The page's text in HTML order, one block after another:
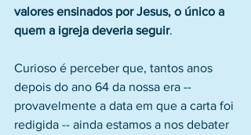
valores ensinados por Jesus, o único a
quem a igreja deveria seguir.
Curioso é perceber que, tantos anos
depois do ano 64 da nossa era --
provavelmente a data em que a carta foi
redigida -- ainda estamos a nos debater